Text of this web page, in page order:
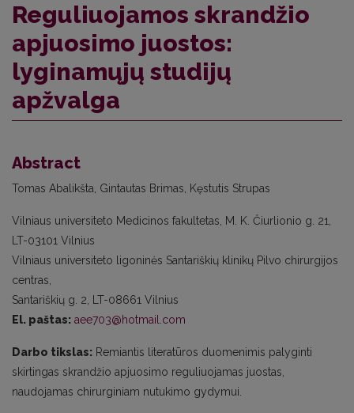
Reguliuojamos skrandžio
apjuosimo juostos:
lyginamųjų studijų
apžvalga
Abstract
Tomas Abalikšta, Gintautas Brimas, Kęstutis Strupas
Vilniaus universiteto Medicinos fakultetas, M. K. Čiurlionio g. 21,
LT-03101 Vilnius
Vilniaus universiteto ligoninės Santariškių klinikų Pilvo chirurgijos
centras,
Santariškių g. 2, LT-08661 Vilnius
El. paštas: aee703@hotmail.com
Darbo tikslas: Remiantis literatūros duomenimis palyginti
skirtingas skrandžio apjuosimo reguliuojamas juostas,
naudojamas chirurginiam nutukimo gydymui.